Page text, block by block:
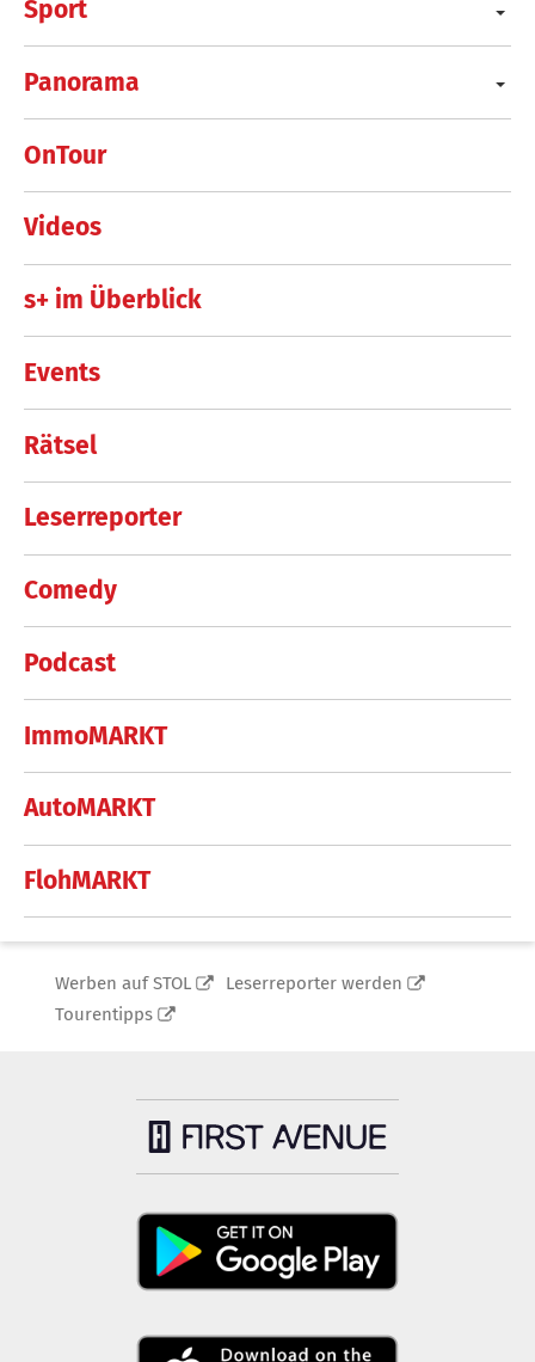
Sport
Panorama
OnTour
Videos
s+ im Überblick
Events
Rätsel
Leserreporter
Comedy
Podcast
ImmoMARKT
AutoMARKT
FlohMARKT
Werben auf STOL
Leserreporter werden
Tourentipps